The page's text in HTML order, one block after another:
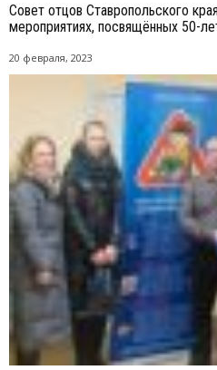
Совет отцов Ставропольского
мероприятиях, посвящённых 50-
20 февраля, 2023